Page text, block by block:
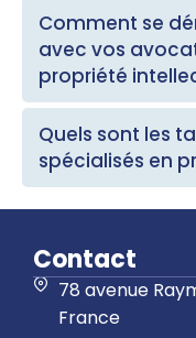
Comment se
avec vos
propriété
Quels sont les
spécialisés en
Contact
78 avenue
France